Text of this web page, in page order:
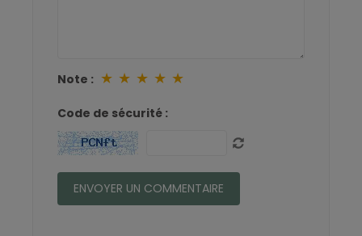
Note : ★ ★ ★ ★ ★
Code de sécurité :